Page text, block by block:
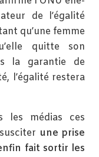
de l’égalité
qu’une femme
quitte son
la garantie de
l’égalité restera
les médias ces
une prise
fait sortir les